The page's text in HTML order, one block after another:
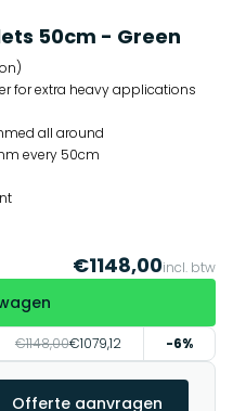
50cm - Green
for extra heavy applications
all around
every 50cm
€1148,00incl. btw
€1148,00€1079,12 -6%
Offerte aanvragen